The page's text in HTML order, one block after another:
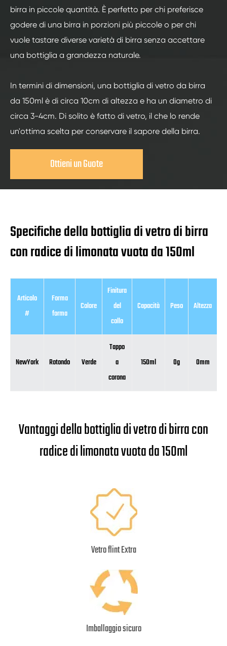
birra in piccole quantità. È perfetto per chi preferisce
godere di una birra in porzioni più piccole o per chi
vuole tastare diverse varietà di birra senza accettare
una bottiglia a grandezza naturale.
In termini di dimensioni, una bottiglia di vetro da birra
da 150ml è di circa 10cm di altezza e ha un diametro di
circa 3-4cm. Di solito è fatto di vetro, il che lo rende
un'ottima scelta per conservare il sapore della birra.
Ottieni un Guote
Specifiche della bottiglia di vetro di birra
con radice di limonata vuota da 150ml
Articolo
#
Forma
forma
Colore
Finitura
del
collo
Capacità Peso Altezza
NewYork Rotondo Verde
Tappo
a
corona
150ml 0g 0mm
Vantaggi della bottiglia di vetro di birra con
radice di limonata vuota da 150ml
Vetro flint Extra
Imballaggio sicuro